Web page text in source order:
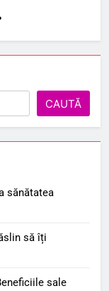
CAUTĂ
sănătatea
să îți
sale